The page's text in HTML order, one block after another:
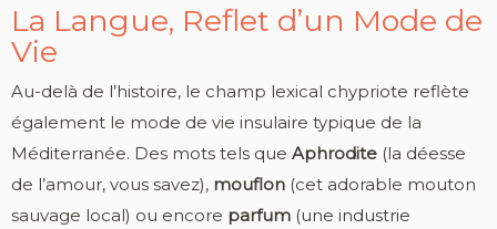
La Langue, Reflet d’un Mode de
Vie
Au-delà de l’histoire, le champ lexical chypriote reflète
également le mode de vie insulaire typique de la
Méditerranée. Des mots tels que Aphrodite (la déesse
de l’amour, vous savez), mouflon (cet adorable mouton
sauvage local) ou encore parfum (une industrie